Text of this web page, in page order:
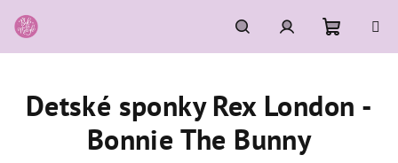
na
obsah
HľadaťPrihlásenie
košík
Detské sponky Rex London -
Bonnie The Bunny